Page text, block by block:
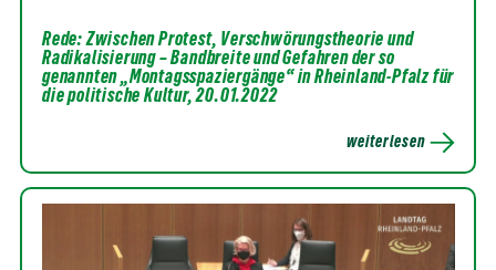
Rede: Zwischen Protest, Verschwörungstheorie und
Radikalisierung – Bandbreite und Gefahren der so
genannten „Montagsspaziergänge“ in Rheinland-Pfalz für
die politische Kultur, 20.01.2022
weiterlesen